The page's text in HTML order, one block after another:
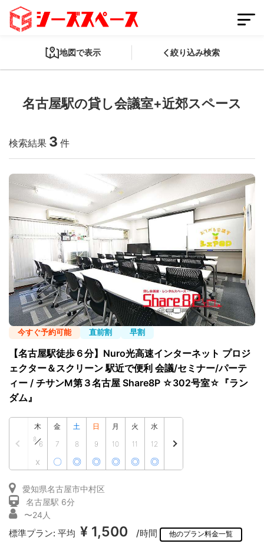
会員登録 スペースを掲載する
ログイン
スペースをさがす
条件から探す
都道府県から探す
路線から探す
シーズスペースについて
運営会社
プライバシーポリシー
利用規約
特定商取引法
FAQ・お問い合わせ
地図で表示 絞り込み検索
名古屋駅の貸し会議室+近郊スペース
検索結果 3 件
今すぐ予約可能 直前割 早割
【名古屋駅徒歩６分】Nuro光高速インターネット プロジ
ェクター＆スクリーン 駅近で便利 会議/セミナー/パーテ
ィー / チサンM第３名古屋 Share8P ☆302号室☆『ラン
ダム』
木
8
6
x
金
7
〇
土
8
◎
日
9
◎
月
10
◎
火
11
◎
水
12
◎
愛知県名古屋市中村区
名古屋駅 6分
〜24人
標準プラン: 平均 ¥ 1,500 /時間 他のプラン料金一覧